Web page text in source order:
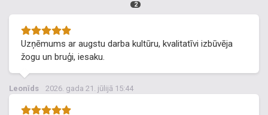
2
Uzņēmums ar augstu darba kultūru, kvalitatīvi izbūvēja
žogu un bruģi, iesaku.
Leonīds 2026. gada 21. jūlijā 15:44